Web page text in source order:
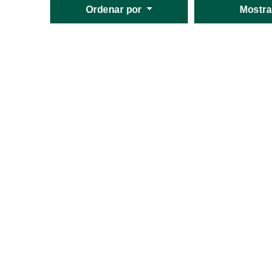
Ordenar por